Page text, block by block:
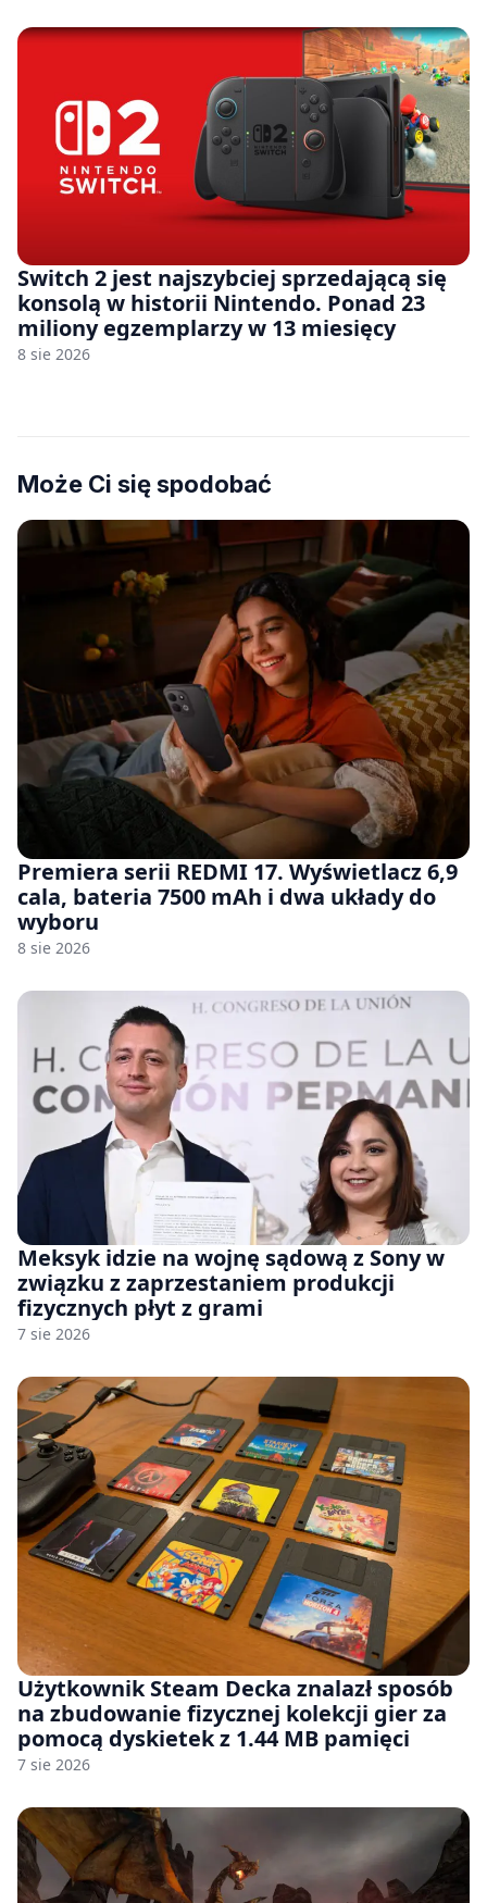
Switch 2 jest najszybciej sprzedającą się
konsolą w historii Nintendo. Ponad 23
miliony egzemplarzy w 13 miesięcy
8 sie 2026
Może Ci się spodobać
Premiera serii REDMI 17. Wyświetlacz 6,9
cala, bateria 7500 mAh i dwa układy do
wyboru
8 sie 2026
Meksyk idzie na wojnę sądową z Sony w
związku z zaprzestaniem produkcji
fizycznych płyt z grami
7 sie 2026
Użytkownik Steam Decka znalazł sposób
na zbudowanie fizycznej kolekcji gier za
pomocą dyskietek z 1.44 MB pamięci
7 sie 2026